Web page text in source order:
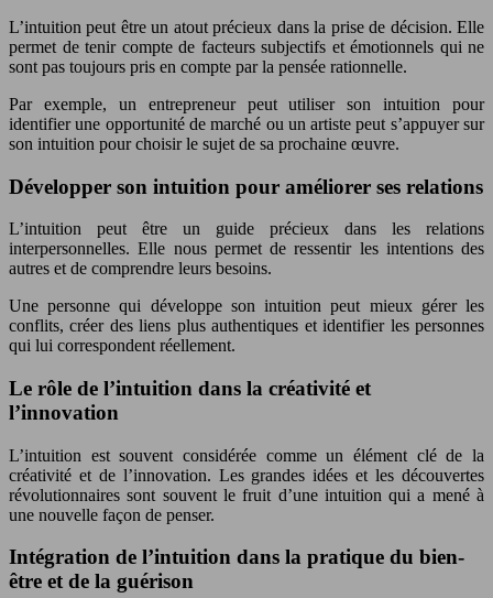
L’intuition peut être un atout précieux dans la prise de décision. Elle
permet de tenir compte de facteurs subjectifs et émotionnels qui ne
sont pas toujours pris en compte par la pensée rationnelle.
Par exemple, un entrepreneur peut utiliser son intuition pour
identifier une opportunité de marché ou un artiste peut s’appuyer sur
son intuition pour choisir le sujet de sa prochaine œuvre.
Développer son intuition pour améliorer ses relations
L’intuition peut être un guide précieux dans les relations
interpersonnelles. Elle nous permet de ressentir les intentions des
autres et de comprendre leurs besoins.
Une personne qui développe son intuition peut mieux gérer les
conflits, créer des liens plus authentiques et identifier les personnes
qui lui correspondent réellement.
Le rôle de l’intuition dans la créativité et
l’innovation
L’intuition est souvent considérée comme un élément clé de la
créativité et de l’innovation. Les grandes idées et les découvertes
révolutionnaires sont souvent le fruit d’une intuition qui a mené à
une nouvelle façon de penser.
Intégration de l’intuition dans la pratique du bien-
être et de la guérison